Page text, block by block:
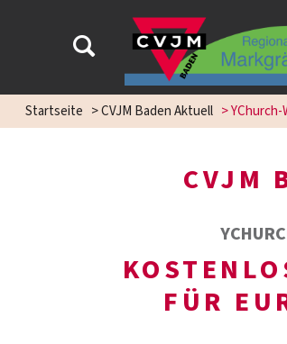
Startseite >CVJM Baden Aktuell >
CVJM
FÜR